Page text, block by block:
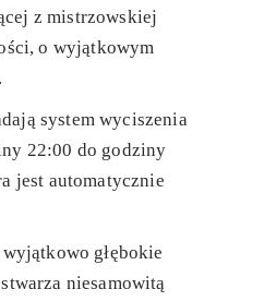
z mistrzowskiej
o wyjątkowym
system wyciszenia
22:00 do godziny
jest automatycznie
głębokie
niesamowitą